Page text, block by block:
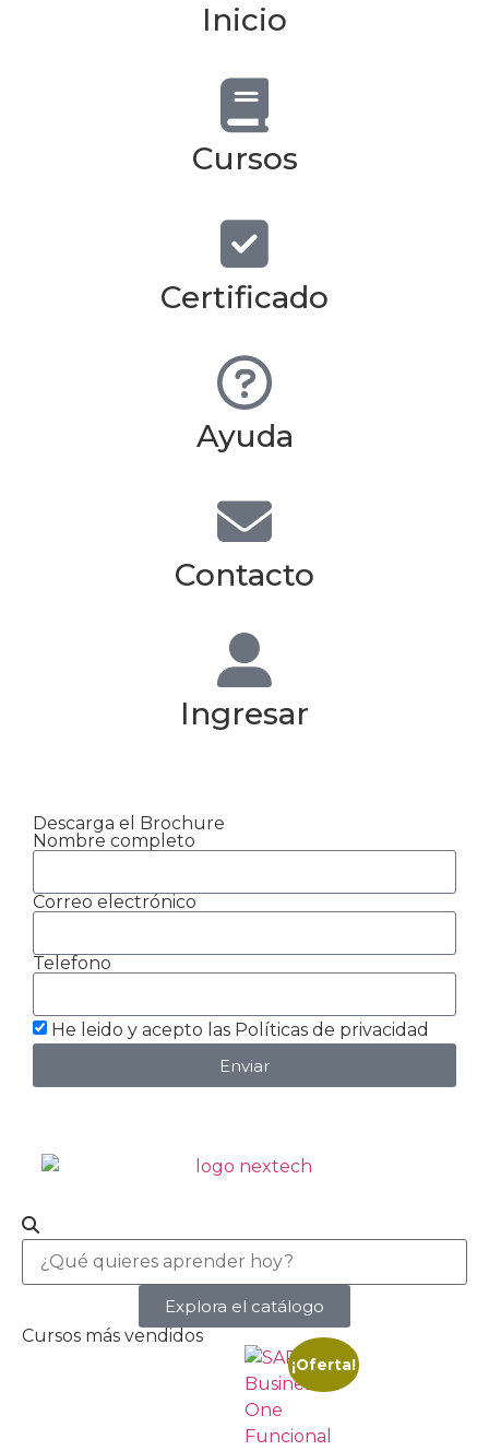
Inicio
Cursos
Certificado
Ayuda
Contacto
Ingresar
Descarga el Brochure
Nombre completo
Correo electrónico
Telefono
He leido y acepto las Políticas de privacidad
Enviar
Explora el catálogo
Cursos más vendidos
¡Oferta!